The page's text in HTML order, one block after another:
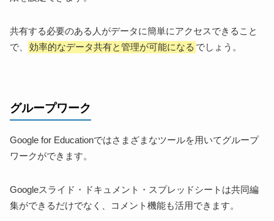
共有する必要のある人がデータに簡単にアクセスできること
で、
効率的なデータ共有と管理が可能になる でしょう。
グループワーク
Google for Educationではさまざまなツールを用いてグループ
ワークができます。
Googleスライド・ドキュメント・スプレッドシートは共同編
集ができるだけでなく、コメント機能も活用できます。